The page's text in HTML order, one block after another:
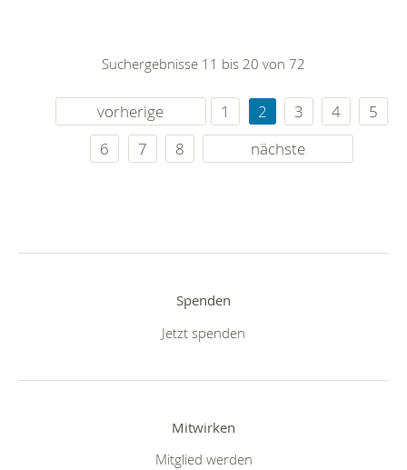
Suchergebnisse 11 bis 20 von 72
vorherige 1 2 3 4
5
6
7 8 nächste
Spenden
Jetzt spenden
Mitwirken
Mitglied werden